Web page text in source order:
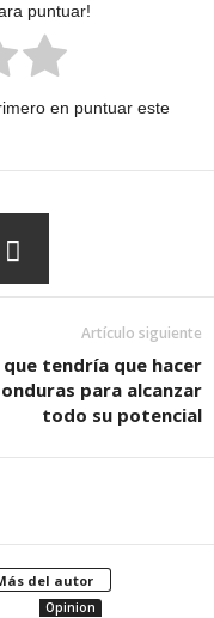
puntuar!
en puntuar este
Artículo siguiente
que tendría que hacer
para alcanzar
todo su potencial
del autor
Opinion